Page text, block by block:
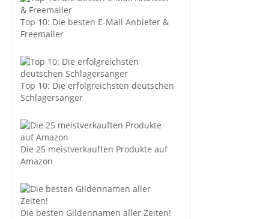
Top 10: Die besten E-Mail Anbieter &
Freemailer
Top 10: Die erfolgreichsten deutschen
Schlagersänger
Die 25 meistverkauften Produkte auf
Amazon
Die besten Gildennamen aller Zeiten!